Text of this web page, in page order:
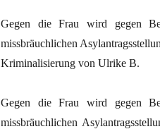
Gegen die Frau wird gegen
missbräuchlichen
Kriminalisierung von Ulrike B.
Gegen die Frau wird gegen
missbräuchlichen